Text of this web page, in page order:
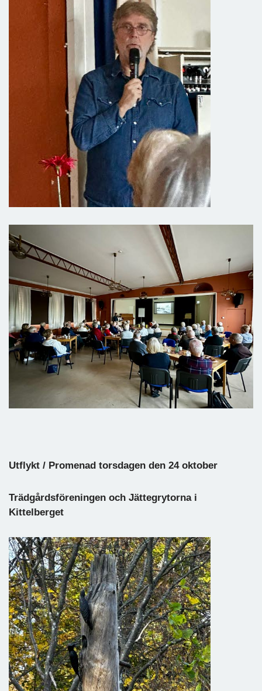
Utflykt / Promenad torsdagen den 24 oktober
Trädgårdsföreningen och Jättegrytorna i
Kittelberget